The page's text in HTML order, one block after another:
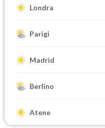
Londra
Parigi
Madrid
Berlino
Atene